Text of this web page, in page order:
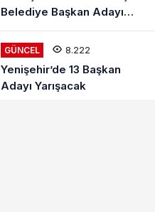
Belediye Başkan Adayı
Mehmet Kaya Röportajı
GÜNCEL 8.222
Yenişehir’de 13 Başkan
Adayı Yarışacak